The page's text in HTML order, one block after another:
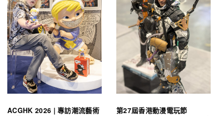
ACGHK 2026 | 專訪潮流藝術
第27屆香港動漫電玩節